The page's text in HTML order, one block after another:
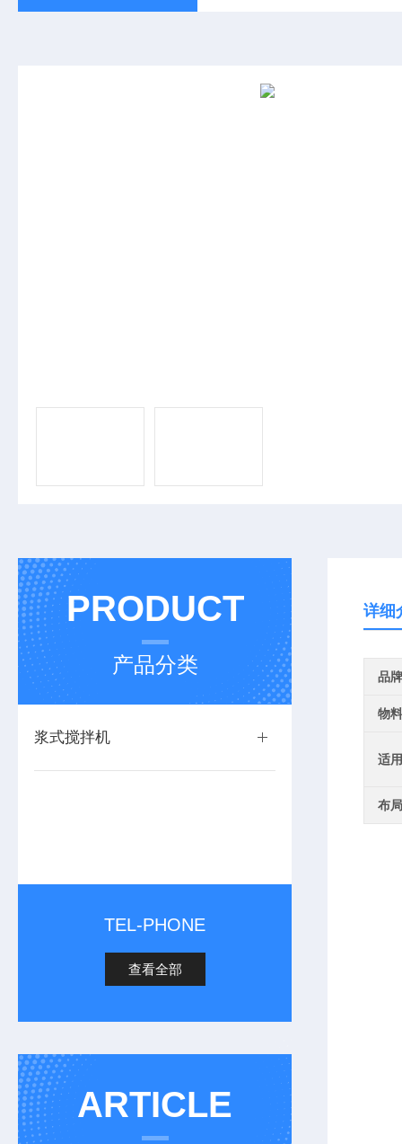
PRODUCT
产品分类
浆式搅拌机
TEL-PHONE
查看全部
ARTICLE
详细
品牌
物
适
布